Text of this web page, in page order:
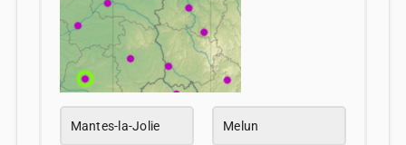
Mantes-la-Jolie Melun